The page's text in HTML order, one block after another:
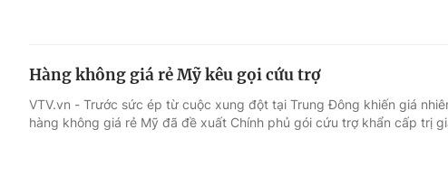
Hàng không giá rẻ Mỹ kêu gọi cứu trợ
VTV.vn - Trước sức ép từ cuộc xung đột tại Trung Đông khiến giá
hàng không giá rẻ Mỹ đã đề xuất Chính phủ gói cứu trợ khẩn cấp trị